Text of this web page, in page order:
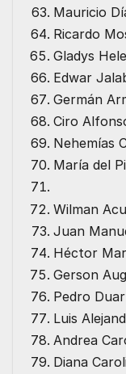
Mauricio
Ricardo
Gladys
Edwar
Germán
Ciro
Nehemías
María del
Wilman
Juan
Héctor
Gerson
Pedro
Luis
Andrea
Diana